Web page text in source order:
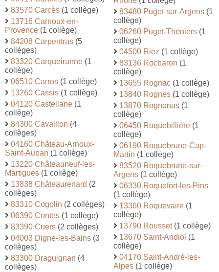
83570 Carcès (1 collège)
13716 Carnoux-en-
Provence (1 collège)
84208 Carpentras (5
collèges)
83320 Carqueiranne (1
collège)
06510 Carros (1 collège)
13260 Cassis (1 collège)
04120 Castellane (1
collège)
84300 Cavaillon (4
collèges)
04160 Château-Arnoux-
Saint-Auban (1 collège)
13220 Châteauneuf-les-
Martigues (1 collège)
13838 Châteaurenard (2
collèges)
83310 Cogolin (2 collèges)
06390 Contes (1 collège)
83390 Cuers (2 collèges)
04003 Digne-les-Bains (3
collèges)
83300 Draguignan (4
collèges)
83480 Puget-sur-Argens (1
collège)
06260 Puget-Theniers (1
collège)
04500 Riez (1 collège)
83136 Rocbaron (1
collège)
13655 Rognac (1 collège)
13840 Rognes (1 collège)
13870 Rognonas (1
collège)
06450 Roquebillière (1
collège)
06190 Roquebrune-Cap-
Martin (1 collège)
83520 Roquebrune-sur-
Argens (1 collège)
06330 Roquefort-les-Pins
(1 collège)
13360 Roquevaire (1
collège)
13790 Rousset(1 collège)
13670 Saint-Andiol (1
collège)
04170 Saint-André-les-
Alpes (1 collège)